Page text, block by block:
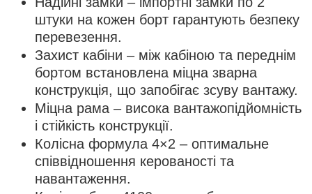
штуки на кожен борт гарантують безпеку
перевезення.
Захист кабіни – між кабіною та переднім
бортом встановлена міцна зварна
конструкція, що запобігає зсуву вантажу.
Міцна рама – висока вантажопідйомність
і стійкість конструкції.
Колісна формула 4×2 – оптимальне
співвідношення керованості та
навантаження.